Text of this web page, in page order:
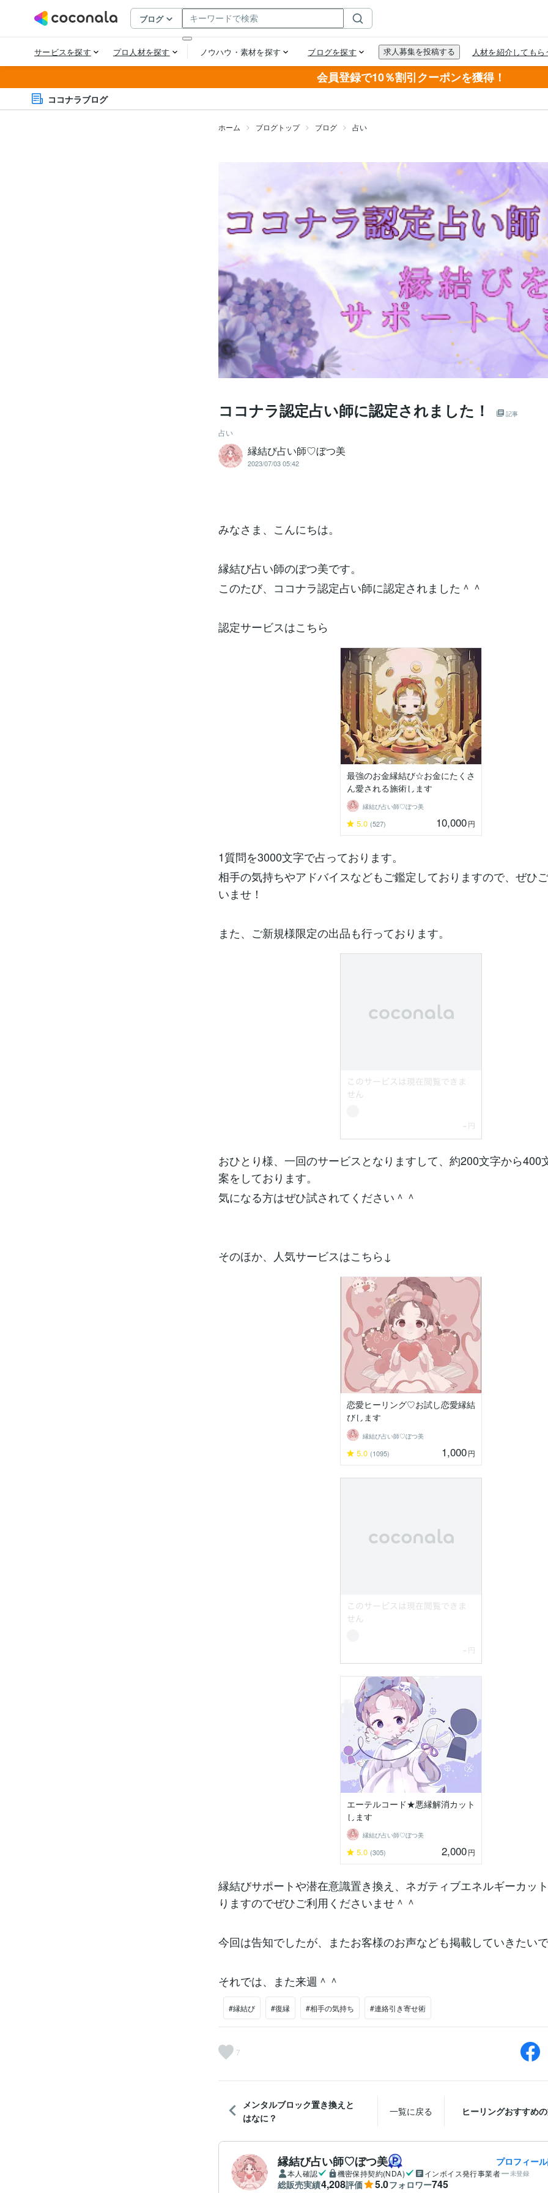
会員登録で10％割引クーポンを獲得！
ココナラブログ
ホーム ブログトップ ブログ 占い
ココナラ認定占い師に認定されました！ 記事
占い
縁結び占い師♡ぼつ美
2023/07/03 05:42
みなさま、こんにちは。
縁結び占い師のぼつ美です。
このたび、ココナラ認定占い師に認定されました＾＾
認定サービスはこちら
最強のお金縁結び☆お金にたくさ
ん愛される施術します
縁結び占い師♡ぼつ美
5.0 (527) 10,000円
1質問を3000文字で占っております。
相手の気持ちやアドバイスなどもご鑑定しておりますので、ぜひ
いませ！
また、ご新規様限定の出品も行っております。
おひとり様、一回のサービスとなりますして、約200文字から400
案をしております。
気になる方はぜひ試されてください＾＾
そのほか、人気サービスはこちら↓
恋愛ヒーリング♡お試し恋愛縁結
びします
縁結び占い師♡ぼつ美
5.0 (1095) 1,000円
エーテルコード★悪縁解消カット
します
縁結び占い師♡ぼつ美
5.0 (305) 2,000円
縁結びサポートや潜在意識置き換え、ネガティブエネルギーカッ
りますのでぜひご利用くださいませ＾＾
今回は告知でしたが、またお客様のお声なども掲載していきたいで
それでは、また来週＾＾
#縁結び #復縁 #相手の気持ち #連絡引き寄せ術
7
メンタルブロック置き換えと
はなに？
一覧に戻る ヒーリングおすすめ
縁結び占い師♡ぼつ美 プロフィー
本人確認 機密保持契約(NDA) インボイス発行事業者 未登録
総販売実績4,208評価 5.0フォロワー745